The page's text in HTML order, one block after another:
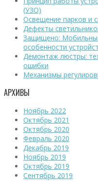
(УЗО)
Освещение парков и
Дефекты
Защищено:
особенности
Демонтаж люстры:
ошибки
Механизмы
АРХИВЫ
Ноябрь 2022
Октябрь 2021
Октябрь 2020
Февраль 2020
Декабрь 2019
Ноябрь 2019
Октябрь 2019
Сентябрь 2019